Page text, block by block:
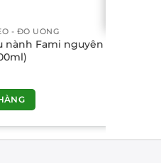
- ĐỒ UỐNG
nành Fami nguyên